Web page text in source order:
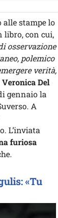
alle stampe lo
libro, con cui,
osservazione
polemico
verità,
Veronica Del
gennaio la
A
L’inviata
furiosa
«Tu